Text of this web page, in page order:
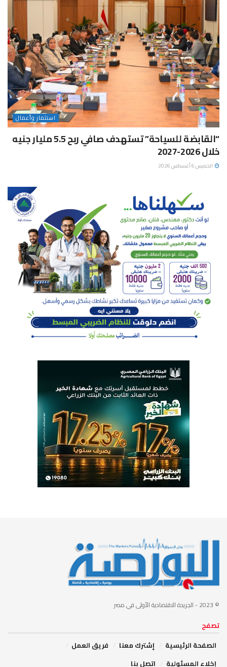
استثمار وأعمال
“القابضة للسياحة” تستهدف صافي ربح 5.5 مليار جنيه
خلال 2026-2027
الخميس 6 أغسطس 2026
© 2023 - الجريدة الاقتصادية الأولى في مصر
تصفح
الصفحة الرئيسية
إشترك معنا
فريق العمل
إخلاء المسئولية
اتصل بنا